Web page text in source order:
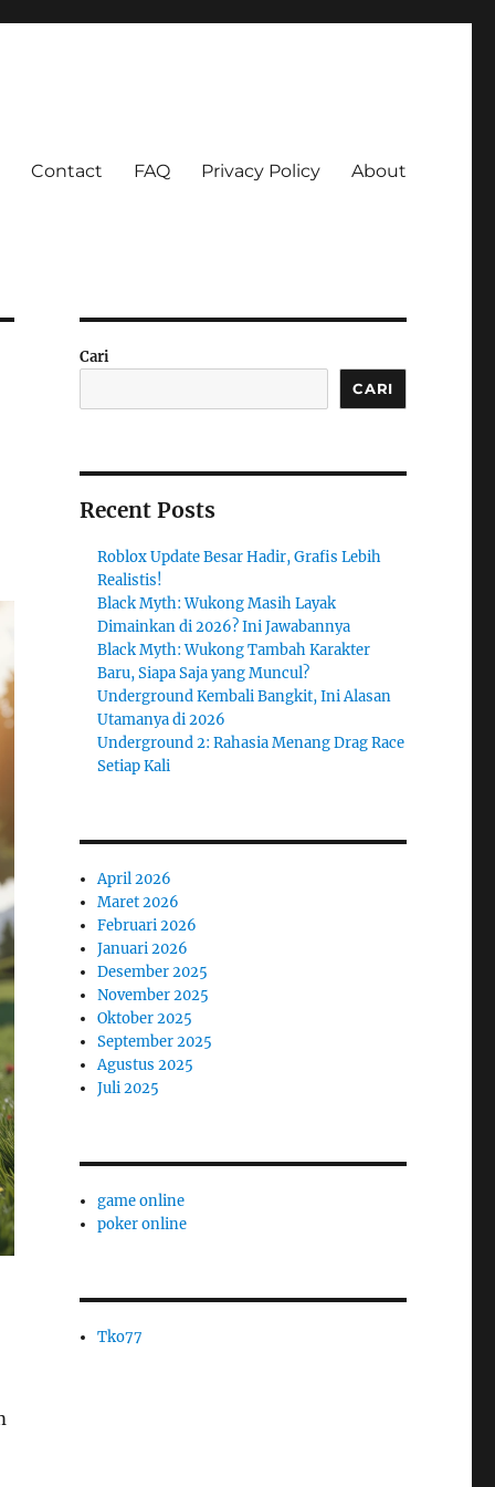
Contact FAQ Privacy Policy About
Cari
CARI
Recent Posts
Roblox Update Besar Hadir, Grafis Lebih
Realistis!
Black Myth: Wukong Masih Layak
Dimainkan di 2026? Ini Jawabannya
Black Myth: Wukong Tambah Karakter
Baru, Siapa Saja yang Muncul?
Underground Kembali Bangkit, Ini Alasan
Utamanya di 2026
Underground 2: Rahasia Menang Drag Race
Setiap Kali
April 2026
Maret 2026
Februari 2026
Januari 2026
Desember 2025
November 2025
Oktober 2025
September 2025
Agustus 2025
Juli 2025
game online
poker online
Tko77